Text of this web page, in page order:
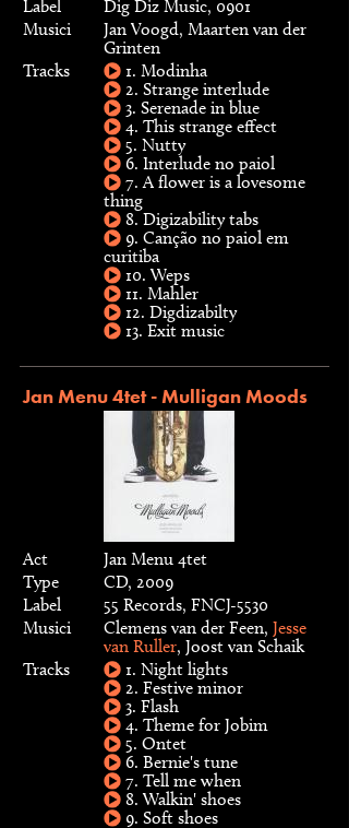
Label
Dig Diz Music, 0901
Musici
Jan Voogd, Maarten van der
Grinten
Tracks
1. Modinha
2. Strange interlude
3. Serenade in blue
4. This strange effect
5. Nutty
6. Interlude no paiol
7. A flower is a lovesome
thing
8. Digizability tabs
9. Canção no paiol em
curitiba
10. Weps
11. Mahler
12. Digdizabilty
13. Exit music
Jan Menu 4tet - Mulligan Moods
Act
Jan Menu 4tet
Type
CD, 2009
Label
55 Records, FNCJ-5530
Musici
Clemens van der Feen, Jesse
van Ruller, Joost van Schaik
Tracks
1. Night lights
2. Festive minor
3. Flash
4. Theme for Jobim
5. Ontet
6. Bernie's tune
7. Tell me when
8. Walkin' shoes
9. Soft shoes